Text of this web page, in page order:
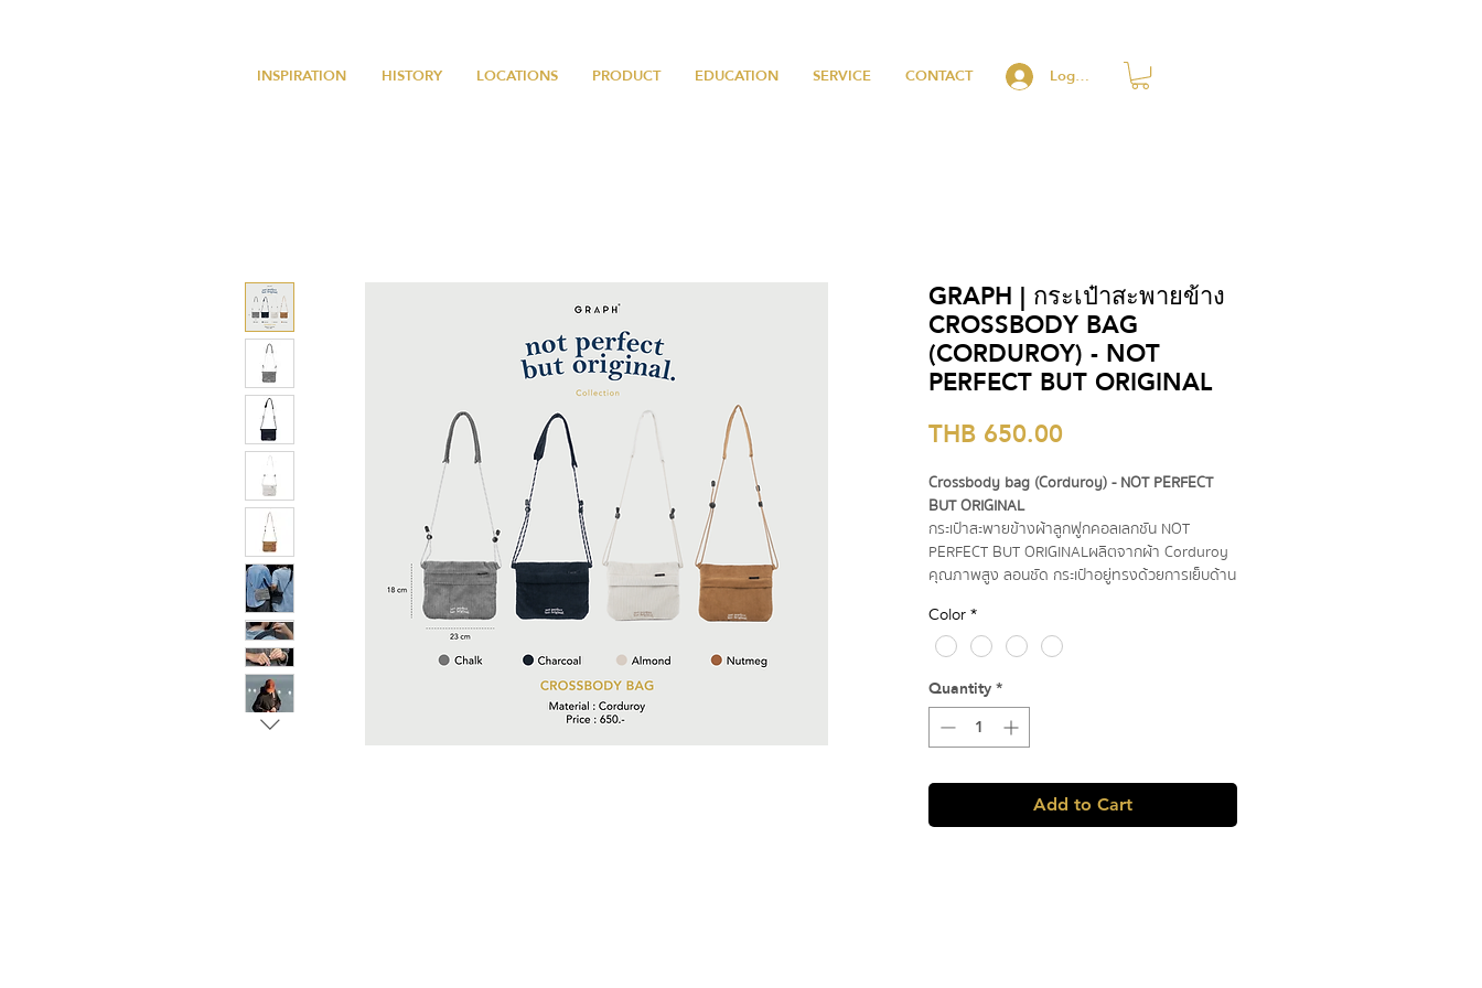
INSPIRATION HISTORY LOCATIONS PRODUCT EDUCATION SERVICE CONTACT Log In
GRAPH | กระเป๋าสะพายข้าง
CROSSBODY BAG
(CORDUROY) - NOT
PERFECT BUT ORIGINAL
THB 650.00
Crossbody bag (Corduroy) - NOT PERFECT
BUT ORIGINAL
กระเป๋าสะพายข้างผ้าลูกฟูกคอลเลกชัน NOT
PERFECT BUT ORIGINALผลิตจากผ้า Corduroy
คุณภาพสูง ลอนชัด กระเป๋าอยู่ทรงด้วยการเย็บด้าน
ง่าย ตัวกระเป๋าปัก NOT PERFECT BUT ORIGINAL
ที่ให้ความรู้สึก Minimal น้อยแต่มากตามแบบฉบับ
ซม.ด้วยตัวปรับสายแบบสปริงกดล็อก มาพร้อมกับ
สายรองบ่าที่แมทช์ง่ายกับทุกลุค
- Charcoal สีกรม
- Nutmeg สีน้ำตาล
Color *
Quantity *
Add to Cart